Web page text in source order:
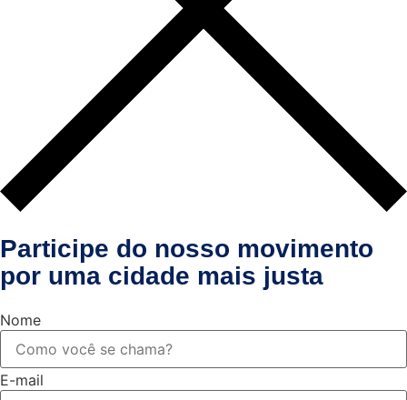
Participe do nosso movimento
por uma cidade mais justa
Nome
E-mail